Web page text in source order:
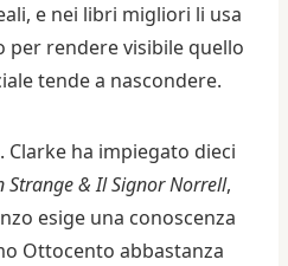
e nei libri migliori li usa
rendere visibile quello
tende a nascondere.
ha impiegato dieci
Strange & Il Signor Norrell,
esige una conoscenza
Ottocento abbastanza